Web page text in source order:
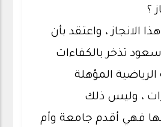
؟
الانجاز ، واعتقد بأن
تذخر بالكفاءات
الرياضية المؤهلة
، وليس ذلك
فهي أقدم جامعة وأم